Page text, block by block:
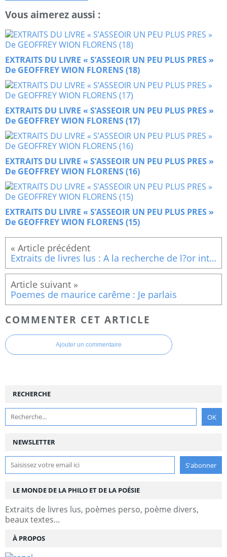
Vous aimerez aussi :
EXTRAITS DU LIVRE « S’ASSEOIR UN PEU PLUS PRES »
De GEOFFREY WION FLORENS (18)
EXTRAITS DU LIVRE « S’ASSEOIR UN PEU PLUS PRES »
De GEOFFREY WION FLORENS (17)
EXTRAITS DU LIVRE « S’ASSEOIR UN PEU PLUS PRES »
De GEOFFREY WION FLORENS (16)
EXTRAITS DU LIVRE « S’ASSEOIR UN PEU PLUS PRES »
De GEOFFREY WION FLORENS (15)
Extraits de livres lus : A la recherche de l?or intérieur » D?Anselm Grün (Le silence et le pardon)
Poemes de maurice carême : Je parlais
COMMENTER CET ARTICLE
Ajouter un commentaire
NEWSLETTER
RECHERCHE
LE MONDE DE LA PHILO ET DE LA POÉSIE
Extraits de livres lus, poèmes perso, poème divers,
beaux textes...
À PROPOS